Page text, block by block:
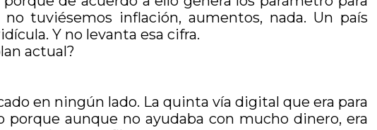
tuviésemos inflación, aumentos, nada. Un país
Y no levanta esa cifra.
actual?
en ningún lado. La quinta vía digital que era para
aunque no ayudaba con mucho dinero, era